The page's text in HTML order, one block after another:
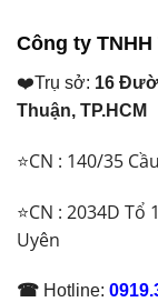
Công ty TNHH
❤️Trụ sở: 16
Thuận, TP.HCM
⭐CN : 140/35
⭐CN : 2034D Tổ
Uyên
☎ Hotline: